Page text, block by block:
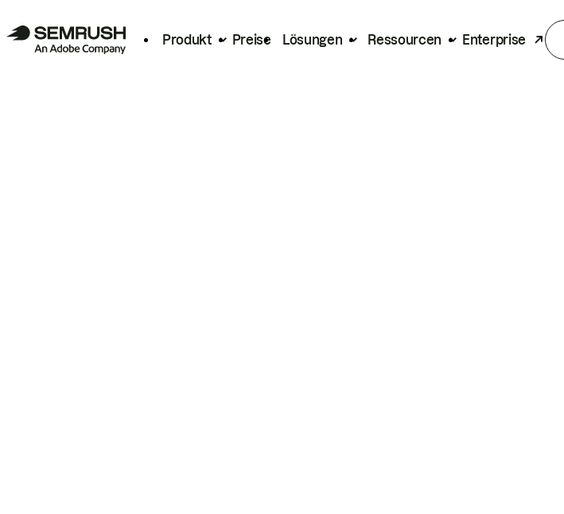
Produkt Preise Lösungen Ressourcen Enterprise